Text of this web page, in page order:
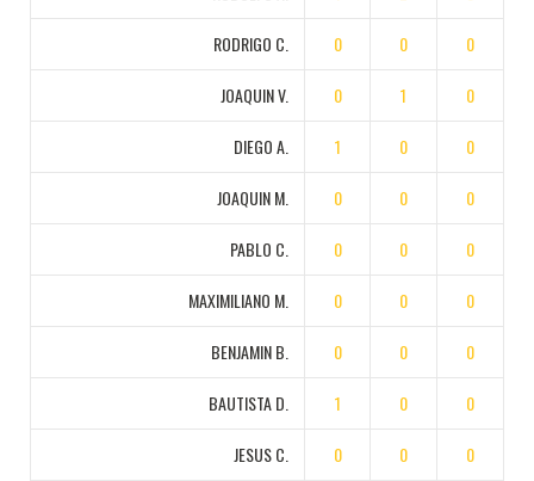
RODRIGO C. 0 0 0
JOAQUIN V. 0 1 0
DIEGO A. 1 0 0
JOAQUIN M. 0 0 0
PABLO C. 0 0 0
MAXIMILIANO M. 0 0 0
BENJAMIN B. 0 0 0
BAUTISTA D. 1 0 0
JESUS C. 0 0 0